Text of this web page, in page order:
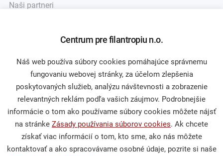
Naši partneri
Darcovstvo
Naše projekty
Sprievodca darcovstvom
Centrum pre filantropiu n.o.
Náš web používa súbory cookies pomáhajúce správnemu
fungovaniu webovej stránky, za účelom zlepšenia
poskytovaných služieb, analýzu návštevnosti a zobrazenie
relevantných reklám podľa vašich záujmov. Podrobnejšie
informácie o tom ako používame súbory cookies môžete nájsť
na stránke Zásady používania súborov cookies. Ak chcete
získať viac informácií o tom, kto sme, ako nás môžete
kontaktovať a ako spracovávame osobné údaje, pozrite si naše